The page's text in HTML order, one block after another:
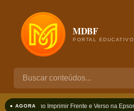
MDBF
PORTAL EDUCATIVO
● AGORAComo Imprimir Frente e Verso na